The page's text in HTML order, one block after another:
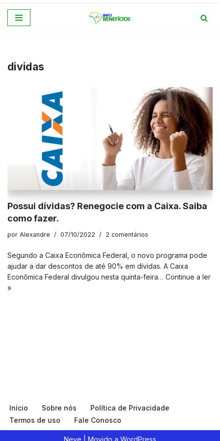
conteúdo
dividas
Possui dívidas? Renegocie com a Caixa. Saiba
como fazer.
por Alexandre 07/10/2022 2 comentários
Segundo a Caixa Econômica Federal, o novo programa pode
ajudar a dar descontos de até 90% em dívidas. A Caixa
Econômica Federal divulgou nesta quinta-feira… Continue a ler
»
Início Sobre nós
Política de Privacidade
Termos de uso
Fale Conosco
Neve | Movido a WordPress